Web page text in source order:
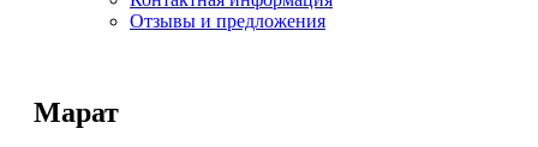
Отзывы и предложения
Марат